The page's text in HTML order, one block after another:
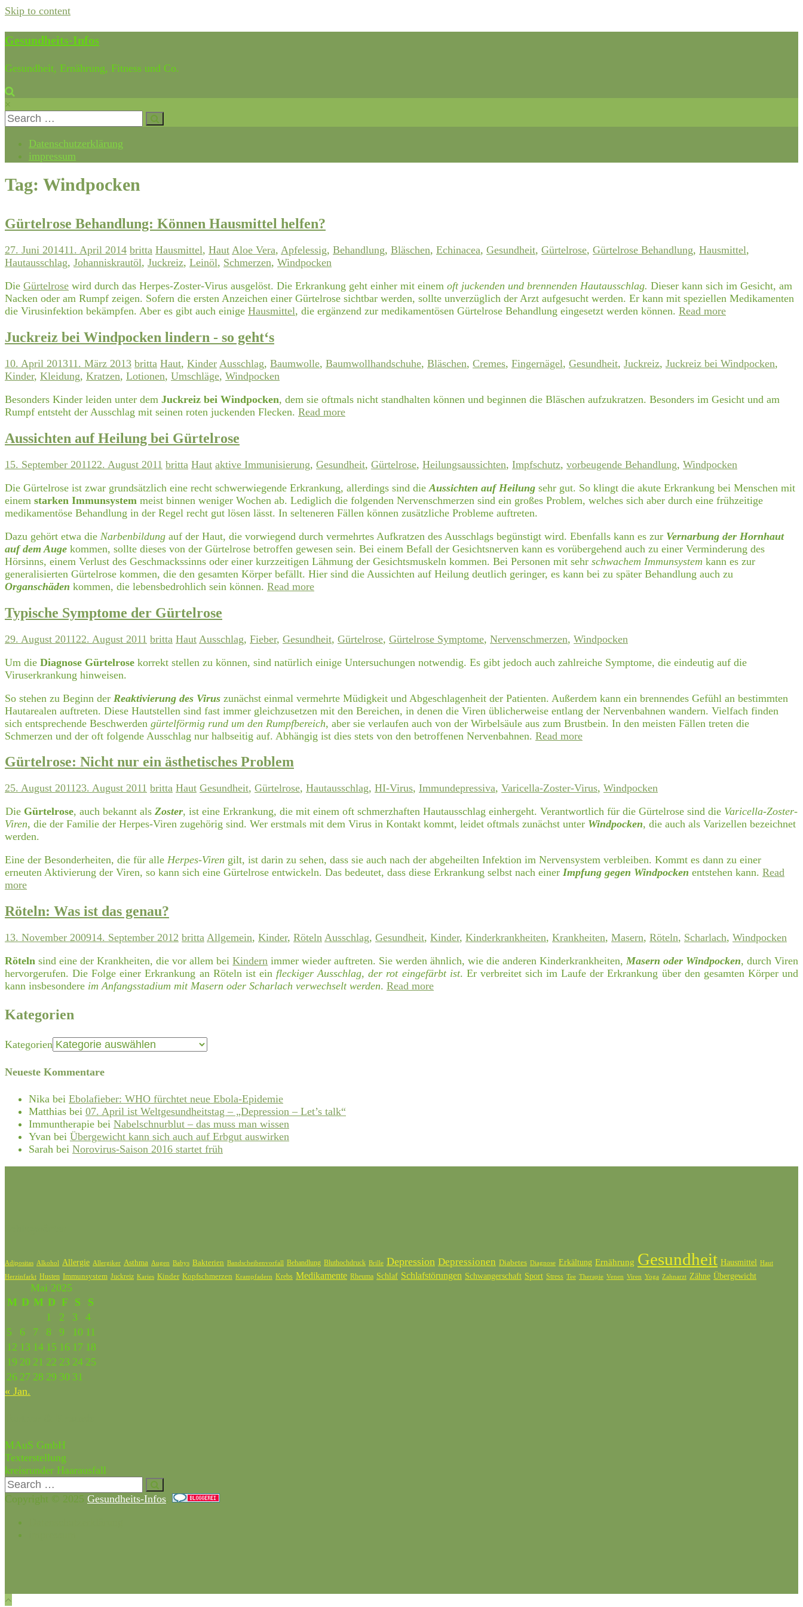
Skip to content
Gesundheits-Infos
Gesundheit, Ernährung, Fitness und Co.
×
Datenschutzerklärung
impressum
Tag: Windpocken
Gürtelrose Behandlung: Können Hausmittel helfen?
27. Juni 201411. April 2014 britta Hausmittel, Haut Aloe Vera, Apfelessig, Behandlung, Bläschen, Echinacea, Gesundheit, Gürtelrose, Gürtelrose Behandlung, Hausmittel,
Hautausschlag, Johanniskrautöl, Juckreiz, Leinöl, Schmerzen, Windpocken
Die Gürtelrose wird durch das Herpes-Zoster-Virus ausgelöst. Die Erkrankung geht einher mit einem oft juckenden und brennenden Hautausschlag. Dieser kann sich im Gesicht, am
Nacken oder am Rumpf zeigen. Sofern die ersten Anzeichen einer Gürtelrose sichtbar werden, sollte unverzüglich der Arzt aufgesucht werden. Er kann mit speziellen Medikamenten
die Virusinfektion bekämpfen. Aber es gibt auch einige Hausmittel, die ergänzend zur medikamentösen Gürtelrose Behandlung eingesetzt werden können. Read more
Juckreiz bei Windpocken lindern - so geht‘s
10. April 201311. März 2013 britta Haut, Kinder Ausschlag, Baumwolle, Baumwollhandschuhe, Bläschen, Cremes, Fingernägel, Gesundheit, Juckreiz, Juckreiz bei Windpocken,
Kinder, Kleidung, Kratzen, Lotionen, Umschläge, Windpocken
Besonders Kinder leiden unter dem Juckreiz bei Windpocken, dem sie oftmals nicht standhalten können und beginnen die Bläschen aufzukratzen. Besonders im Gesicht und am
Rumpf entsteht der Ausschlag mit seinen roten juckenden Flecken. Read more
Aussichten auf Heilung bei Gürtelrose
15. September 2011 22. August 2011 britta Haut aktive Immunisierung, Gesundheit, Gürtelrose, Heilungsaussichten, Impfschutz, vorbeugende Behandlung, Windpocken
Die Gürtelrose ist zwar grundsätzlich eine recht schwerwiegende Erkrankung, allerdings sind die Aussichten auf Heilung sehr gut. So klingt die akute Erkrankung bei Menschen mit
einem starken Immunsystem meist binnen weniger Wochen ab. Lediglich die folgenden Nervenschmerzen sind ein großes Problem, welches sich aber durch eine frühzeitige
medikamentöse Behandlung in der Regel recht gut lösen lässt. In selteneren Fällen können zusätzliche Probleme auftreten.
Dazu gehört etwa die Narbenbildung auf der Haut, die vorwiegend durch vermehrtes Aufkratzen des Ausschlags begünstigt wird. Ebenfalls kann es zur Vernarbung der Hornhaut
auf dem Auge kommen, sollte dieses von der Gürtelrose betroffen gewesen sein. Bei einem Befall der Gesichtsnerven kann es vorübergehend auch zu einer Verminderung des
Hörsinns, einem Verlust des Geschmackssinns oder einer kurzzeitigen Lähmung der Gesichtsmuskeln kommen. Bei Personen mit sehr schwachem Immunsystem kann es zur
generalisierten Gürtelrose kommen, die den gesamten Körper befällt. Hier sind die Aussichten auf Heilung deutlich geringer, es kann bei zu später Behandlung auch zu
Organschäden kommen, die lebensbedrohlich sein können. Read more
Typische Symptome der Gürtelrose
29. August 2011 22. August 2011 britta Haut Ausschlag, Fieber, Gesundheit, Gürtelrose, Gürtelrose Symptome, Nervenschmerzen, Windpocken
Um die Diagnose Gürtelrose korrekt stellen zu können, sind natürlich einige Untersuchungen notwendig. Es gibt jedoch auch zahlreiche Symptome, die eindeutig auf die
Viruserkrankung hinweisen.
So stehen zu Beginn der Reaktivierung des Virus zunächst einmal vermehrte Müdigkeit und Abgeschlagenheit der Patienten. Außerdem kann ein brennendes Gefühl an bestimmten
Hautarealen auftreten. Diese Hautstellen sind fast immer gleichzusetzen mit den Bereichen, in denen die Viren üblicherweise entlang der Nervenbahnen wandern. Vielfach finden
sich entsprechende Beschwerden gürtelförmig rund um den Rumpfbereich, aber sie verlaufen auch von der Wirbelsäule aus zum Brustbein. In den meisten Fällen treten die
Schmerzen und der oft folgende Ausschlag nur halbseitig auf. Abhängig ist dies stets von den betroffenen Nervenbahnen. Read more
Gürtelrose: Nicht nur ein ästhetisches Problem
25. August 201123. August 2011 britta Haut Gesundheit, Gürtelrose, Hautausschlag, HI-Virus, Immundepressiva, Varicella-Zoster-Virus, Windpocken
Die Gürtelrose, auch bekannt als Zoster, ist eine Erkrankung, die mit einem oft schmerzhaften Hautausschlag einhergeht. Verantwortlich für die Gürtelrose sind die Varicella-Zoster-
Viren, die der Familie der Herpes-Viren zugehörig sind. Wer erstmals mit dem Virus in Kontakt kommt, leidet oftmals zunächst unter Windpocken, die auch als Varizellen bezeichnet
werden.
Eine der Besonderheiten, die für alle Herpes-Viren gilt, ist darin zu sehen, dass sie auch nach der abgeheilten Infektion im Nervensystem verbleiben. Kommt es dann zu einer
erneuten Aktivierung der Viren, so kann sich eine Gürtelrose entwickeln. Das bedeutet, dass diese Erkrankung selbst nach einer Impfung gegen Windpocken entstehen kann. Read
more
Röteln: Was ist das genau?
13. November 200914. September 2012 britta Allgemein, Kinder, Röteln Ausschlag, Gesundheit, Kinder, Kinderkrankheiten, Krankheiten, Masern, Röteln, Scharlach, Windpocken
Röteln sind eine der Krankheiten, die vor allem beiKindern immer wieder auftreten. Sie werden ähnlich, wie die anderen Kinderkrankheiten, Masern oder Windpocken, durch Viren
hervorgerufen. Die Folge einer Erkrankung an Röteln ist ein fleckiger Ausschlag, der rot eingefärbt ist. Er verbreitet sich im Laufe der Erkrankung über den gesamten Körper und
kann insbesondere im Anfangsstadium mit Masern oder Scharlach verwechselt werden. Read more
Kategorien
Kategorien
Neueste Kommentare
Nika bei Ebolafieber: WHO fürchtet neue Ebola-Epidemie
Matthias bei 07. April ist Weltgesundheitstag – „Depression – Let’s talk“
Immuntherapie bei Nabelschnurblut – das muss man wissen
Yvan bei Übergewicht kann sich auch auf Erbgut auswirken
Sarah bei Norovirus-Saison 2016 startet früh
Adipositas Alkohol Allergie Allergiker Asthma Augen Babys Bakterien Bandscheibenvorfall Behandlung Bluthochdruck Brille Depression Depressionen Diabetes Diagnose Erkältung Ernährung Gesundheit Hausmittel Haut
Herzinfarkt Husten Immunsystem Juckreiz Karies Kinder Kopfschmerzen Krampfadern Krebs Medikamente Rheuma Schlaf Schlafstörungen Schwangerschaft Sport Stress Tee Therapie Venen Viren Yoga Zahnarzt Zähne Übergewicht
Mai 2025
M D M D F S
S
1
2 3
4
5
6 7 8 9 10 11
12 13 14 15 16 17 18
19 20 21 22 23 24 25
26 27 28 29 30 31
« Jan.
MAuS GmbH
Texterstellung
kreisrunder Haarausfall
Copyright © 2025 Gesundheits-Infos.